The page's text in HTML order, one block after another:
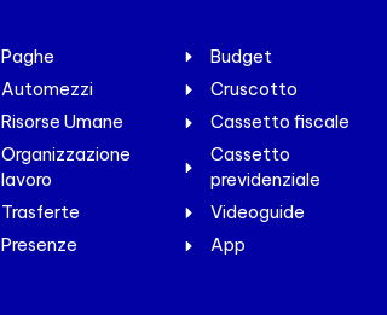
Paghe
Budget
Automezzi
Cruscotto
Risorse Umane
Cassetto fiscale
Organizzazione
lavoro
Cassetto
previdenziale
Trasferte
Videoguide
Presenze
App